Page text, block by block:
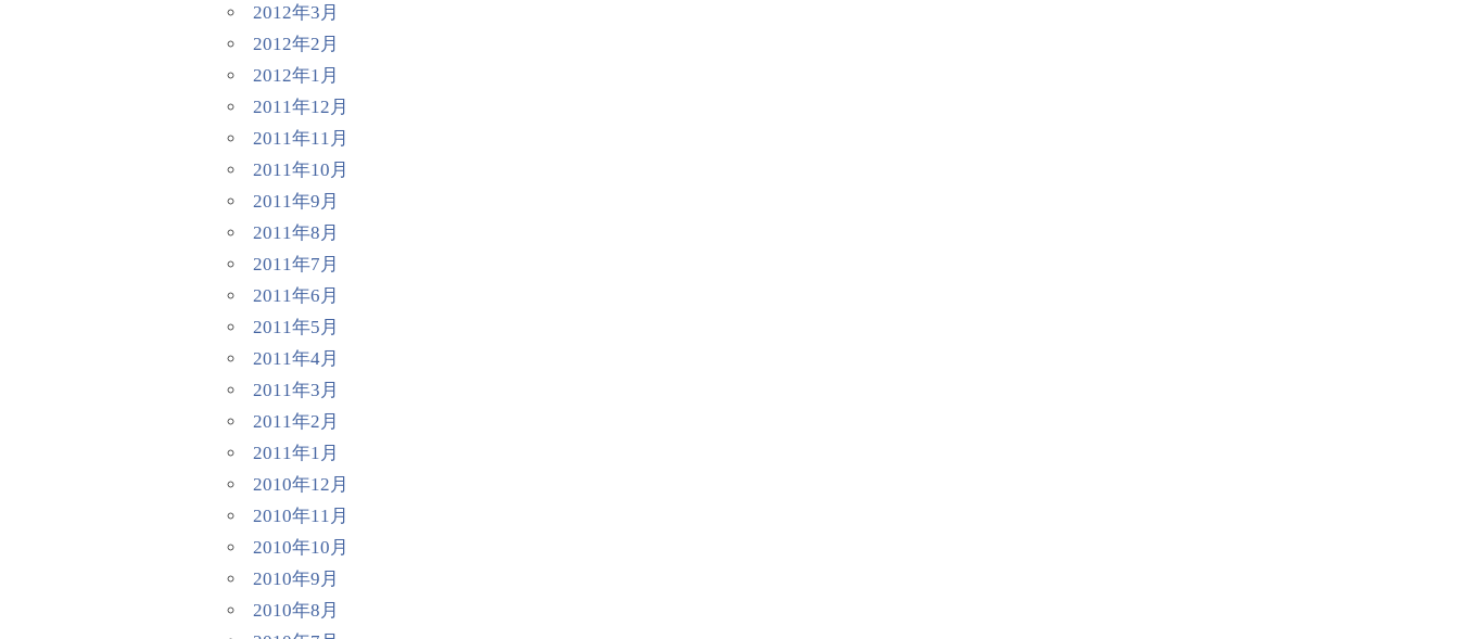
2012年3月
2012年2月
2012年1月
2011年12月
2011年11月
2011年10月
2011年9月
2011年8月
2011年7月
2011年6月
2011年5月
2011年4月
2011年3月
2011年2月
2011年1月
2010年12月
2010年11月
2010年10月
2010年9月
2010年8月